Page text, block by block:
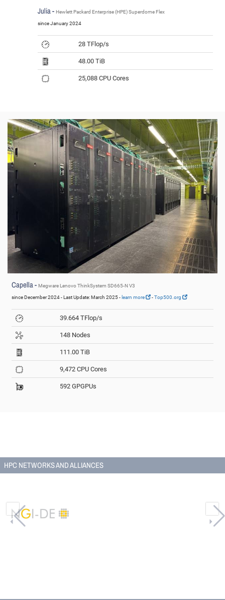
Julia -Hewlett Packard Enterprise (HPE) Superdome Flex
since January 2024
28 TFlop/s
48.00 TiB
25,088 CPU Cores
© Daniel Hackenberg
Capella - Megware Lenovo ThinkSystem SD665-N V3
since December 2024 - Last Update: March 2025 - learn more -Top500.org
39.664 TFlop/s
148 Nodes
111.00 TiB
9,472 CPU Cores
592 GPGPUs
HPC NETWORKS AND ALLIANCES